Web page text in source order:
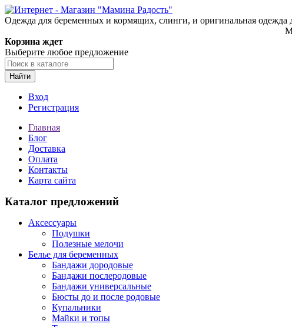
Одежда для беременных и кормящих, слинги, и оригинальная одежда
Корзина ждет
Выберите любое предложение
Найти
Вход
Регистрация
Главная
Блог
Доставка
Оплата
Контакты
Карта сайта
Каталог предложений
Аксессуары
Подушки
Полезные мелочи
Белье для беременных
Бандажи дородовые
Бандажи послеродовые
Бандажи универсальные
Бюсты до и после родовые
Купальники
Майки и топы